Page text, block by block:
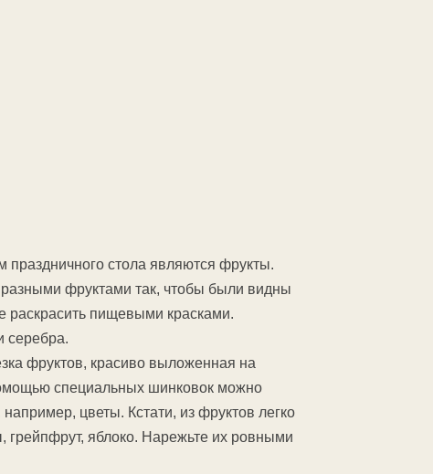
стола являются фрукты.
разными фруктами так, чтобы были видны
пищевыми красками.
серебра.
фруктов, красиво выложенная на
специальных шинковок можно
цветы. Кстати, из фруктов легко
грейпфрут, яблоко. Нарежьте их ровными